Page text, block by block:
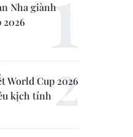
Nha giành
2026
World Cup 2026
kịch tính